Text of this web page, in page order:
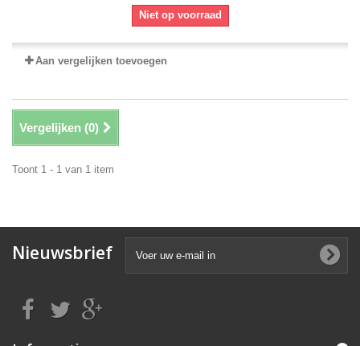
Niet op voorraad
Aan vergelijken toevoegen
Vergelijken (0)
Toont 1 - 1 van 1 item
Nieuwsbrief